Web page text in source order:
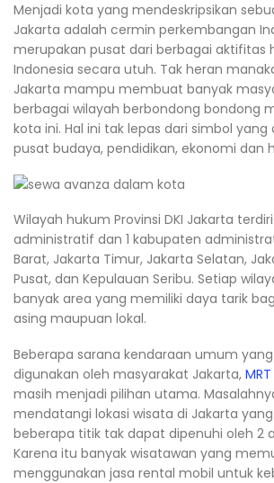
Menjadi kota yang mendeskripsikan
Jakarta adalah cermin perkembangan
merupakan pusat dari berbagai aktifitas
Indonesia secara utuh. Tak heran
Jakarta mampu membuat banyak
berbagai wilayah berbondong bondong
kota ini. Hal ini tak lepas dari simbol yang
pusat budaya, pendidikan, ekonomi dan
Wilayah hukum Provinsi DKI Jakarta
administratif dan 1 kabupaten
Barat, Jakarta Timur, Jakarta Selatan,
Pusat, dan Kepulauan Seribu. Setiap
banyak area yang memiliki daya tarik
asing maupuan lokal.
Beberapa sarana kendaraan umum
digunakan oleh masyarakat Jakarta, MRT
masih menjadi pilihan utama.
mendatangi lokasi wisata di Jakarta
beberapa titik tak dapat dipenuhi oleh 2
Karena itu banyak wisatawan yang
menggunakan jasa rental mobil untuk